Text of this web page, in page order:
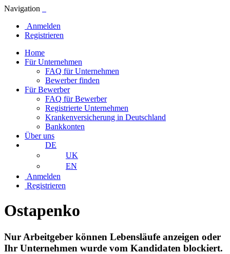
Navigation
Anmelden
Registrieren
Home
Für Unternehmen
FAQ für Unternehmen
Bewerber finden
Für Bewerber
FAQ für Bewerber
Registrierte Unternehmen
Krankenversicherung in Deutschland
Bankkonten
Über uns
DE
UK
EN
Anmelden
Registrieren
Ostapenko
Nur Arbeitgeber können Lebensläufe anzeigen oder
Ihr Unternehmen wurde vom Kandidaten blockiert.